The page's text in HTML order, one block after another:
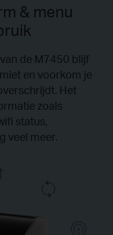
& menu
de M7450 blijf
en voorkom je
Het
zoals
status,
veel meer.